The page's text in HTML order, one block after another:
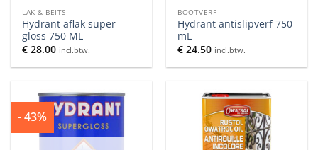
LAK & BEITS
Hydrant aflak super
gloss 750 ML
€ 28.00 incl.btw.
BOOTVERF
Hydrant antislipverf 750
mL
€ 24.50 incl.btw.
- 43%